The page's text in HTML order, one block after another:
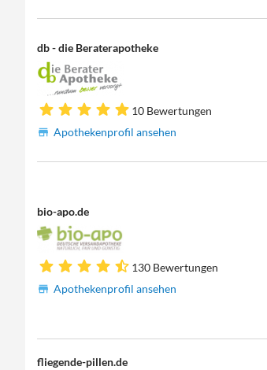
db - die Beraterapotheke
10 Bewertungen
Apothekenprofil ansehen
bio-apo.de
130 Bewertungen
Apothekenprofil ansehen
fliegende-pillen.de